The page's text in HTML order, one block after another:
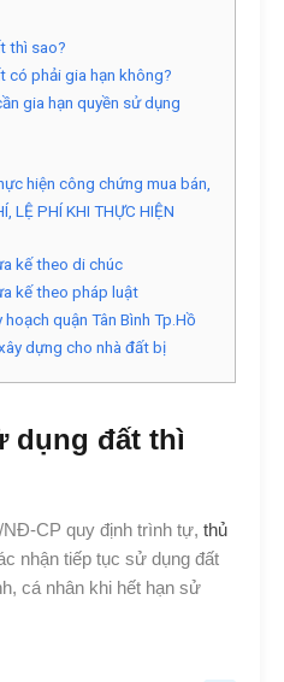
thì sao?
có phải gia hạn không?
gia hạn quyền sử dụng
hiện công chứng mua bán,
LỆ PHÍ KHI THỰC HIỆN
kế theo di chúc
kế theo pháp luật
quận Tân Bình Tp.Hồ
dựng cho nhà đất bị
dụng đất thì
CP quy định trình tự, thủ
nhận tiếp tục sử dụng đất
cá nhân khi hết hạn sử